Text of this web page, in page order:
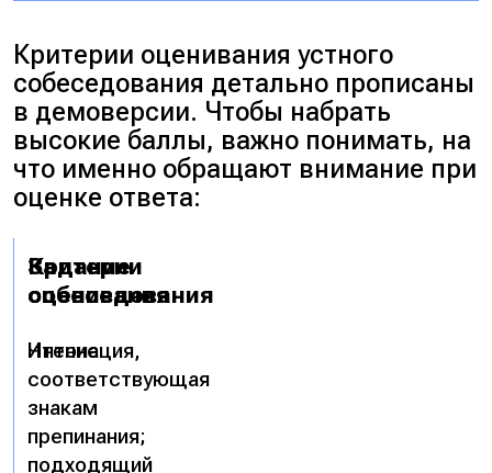
Критерии оценивания устного
собеседования детально прописаны
в демоверсии. Чтобы набрать
высокие баллы, важно понимать, на
что именно обращают внимание при
оценке ответа:
Задание
собеседования
Критерии
оценивания
Чтение
Интонация,
соответствующая
знакам
препинания;
подходящий